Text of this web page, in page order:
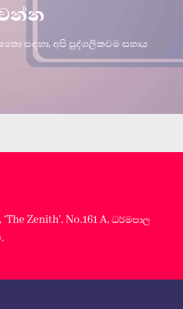
සඳහා, අපි පුද්ගලිකවම සහාය
Zenith', No.161 A, ධර්මපාල